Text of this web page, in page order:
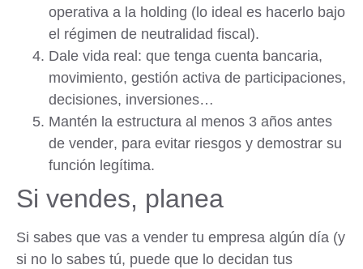
operativa a la holding (lo ideal es hacerlo bajo
el régimen de neutralidad fiscal).
Dale vida real : que tenga cuenta bancaria,
movimiento, gestión activa de participaciones,
decisiones, inversiones…
Mantén la estructura al menos 3 años antes
de vender, para evitar riesgos y demostrar su
función legítima.
Si vendes, planea
Si sabes que vas a vender tu empresa algún día (y
si no lo sabes tú, puede que lo decidan tus